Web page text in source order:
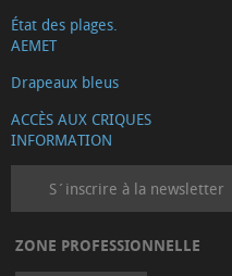
État des plages.
AEMET
Drapeaux bleus
ACCÈS AUX CRIQUES
INFORMATION
S´inscrire à la newsletter
ZONE PROFESSIONNELLE